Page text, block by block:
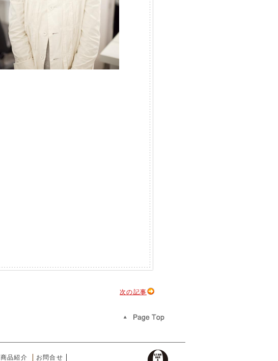
次の記事
商品紹介 お問合せ